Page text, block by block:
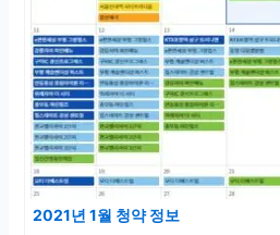
2021년 1월 청약 정보